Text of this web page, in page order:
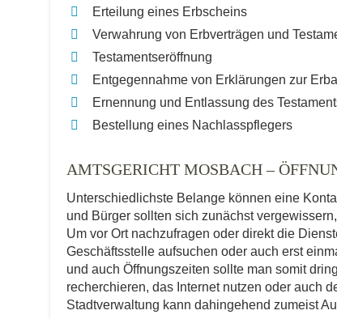
Erteilung eines Erbscheins
Verwahrung von Erbverträgen und
Testamentseröffnung
Entgegennahme von Erklärungen zur
Ernennung und Entlassung des
Bestellung eines Nachlasspflegers
AMTSGERICHT MOSBACH –
Unterschiedlichste Belange können eine
und Bürger sollten sich zunächst
Um vor Ort nachzufragen oder direkt die
Geschäftsstelle aufsuchen oder auch erst
und auch Öffnungszeiten sollte man somit
recherchieren, das Internet nutzen oder auch
Stadtverwaltung kann dahingehend zumeist